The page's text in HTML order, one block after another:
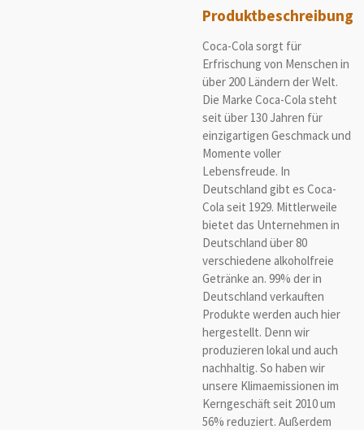
Produktbeschreibung
Coca-Cola sorgt für
Erfrischung von Menschen in
über 200 Ländern der Welt.
Die Marke Coca-Cola steht
seit über 130 Jahren für
einzigartigen Geschmack und
Momente voller
Lebensfreude. In
Deutschland gibt es Coca-
Cola seit 1929. Mittlerweile
bietet das Unternehmen in
Deutschland über 80
verschiedene alkoholfreie
Getränke an. 99% der in
Deutschland verkauften
Produkte werden auch hier
hergestellt. Denn wir
produzieren lokal und auch
nachhaltig. So haben wir
unsere Klimaemissionen im
Kerngeschäft seit 2010 um
56% reduziert. Außerdem